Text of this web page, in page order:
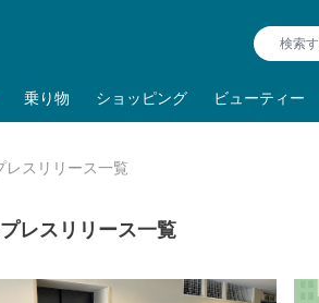
乗り物 ショッピング ビューティー
レスリリース一覧
レスリリース一覧